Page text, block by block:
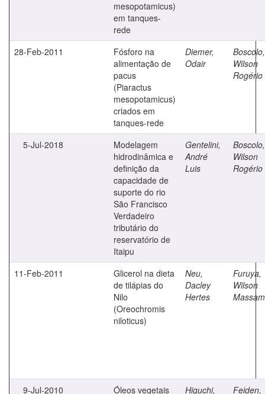
mesopotamicus)
em tanques-
rede
28-Feb-2011
Fósforo na
alimentação de
pacus
(Piaractus
mesopotamicus)
criados em
tanques-rede
Diemer,
Odair
Boscolo,
Wilson
Rogério
5-Jul-2018
Modelagem
hidrodinâmica e
definição da
capacidade de
suporte do rio
São Francisco
Verdadeiro
tributário do
reservatório de
Itaipu
Gentelini,
André
Luis
Boscolo,
Wilson
Rogério
11-Feb-2011
Glicerol na dieta
de tilápias do
Nilo
(Oreochromis
niloticus)
Neu,
Dacley
Hertes
Furuya,
Wilson
9-Jul-2010 Óleos vegetais Higuchi, Feiden,